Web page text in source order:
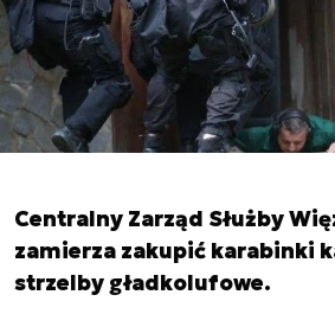
Centralny Zarząd Służby
zamierza zakupić karabinki
strzelby gładkolufowe.